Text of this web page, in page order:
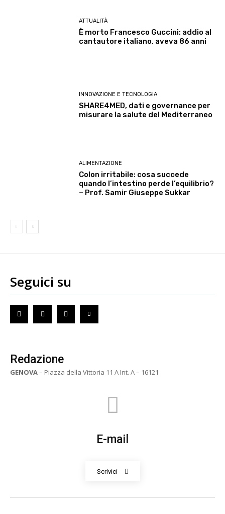
ATTUALITÀ
È morto Francesco Guccini: addio al
cantautore italiano, aveva 86 anni
INNOVAZIONE E TECNOLOGIA
SHARE4MED, dati e governance per
misurare la salute del Mediterraneo
ALIMENTAZIONE
Colon irritabile: cosa succede
quando l’intestino perde l’equilibrio?
– Prof. Samir Giuseppe Sukkar
Seguici su
Redazione
GENOVA– Piazza della Vittoria 11 A Int. A – 16121
E-mail
Scrivici